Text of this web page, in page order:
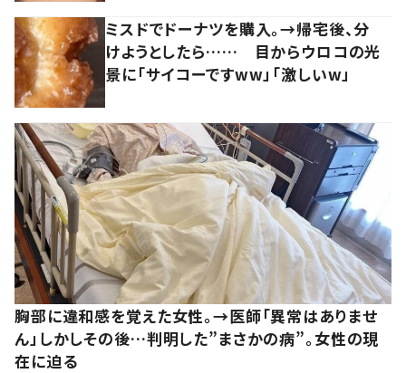
ミスドでドーナツを購入。→帰宅後、分
けようとしたら…… 目からウロコの光
景に「サイコーですww」「激しいw」
胸部に違和感を覚えた女性。→医師「異常はありませ
ん」しかしその後…判明した”まさかの病”。女性の現
在に迫る